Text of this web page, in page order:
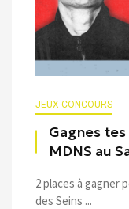
JEUX CONCOURS
Gagnes
MDNS au
2 places à gagner
des Seins ...